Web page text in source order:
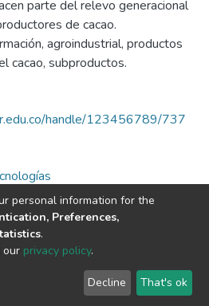
parte del relevo generacional
de cacao.
agroindustrial, productos
cacao, subproductos.
handle/123456789/737
© 2002-2026
End User
Agreement
Send
Feedback
personal information for the
Preferences,
.
our privacy policy.
Decline That's ok